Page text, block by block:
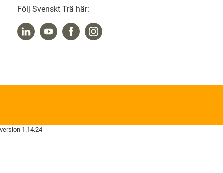
Följ Svenskt Trä här:
version 1.14.24